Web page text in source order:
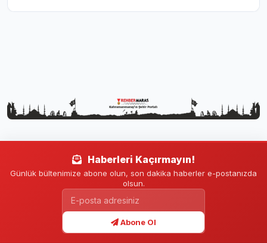
Haberleri Kaçırmayın!
Günlük bültenimize abone olun, son dakika haberler e-postanızda
olsun.
Abone Ol